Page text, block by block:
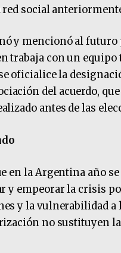
red social
y mencionó al futuro
trabaja con un
oficialice la
del acuerdo,
antes de las
en la Argentina año
y empeorar la crisis
y la vulnerabilidad a
no sustituyen